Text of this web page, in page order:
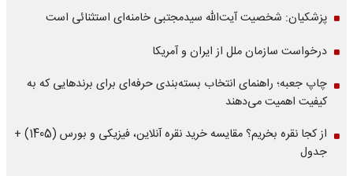
پزشکیان: شخصیت آیت‌الله سیدمجتبی خامنه‌ای استثنائی است
درخواست سازمان ملل از ایران و آمریکا
چاپ جعبه؛ راهنمای انتخاب بسته‌بندی حرفه‌ای برای برندهایی که به
کیفیت اهمیت می‌دهند
از کجا نقره بخریم؟ مقایسه خرید نقره آنلاین، فیزیکی و بورس (1405) +
جدول